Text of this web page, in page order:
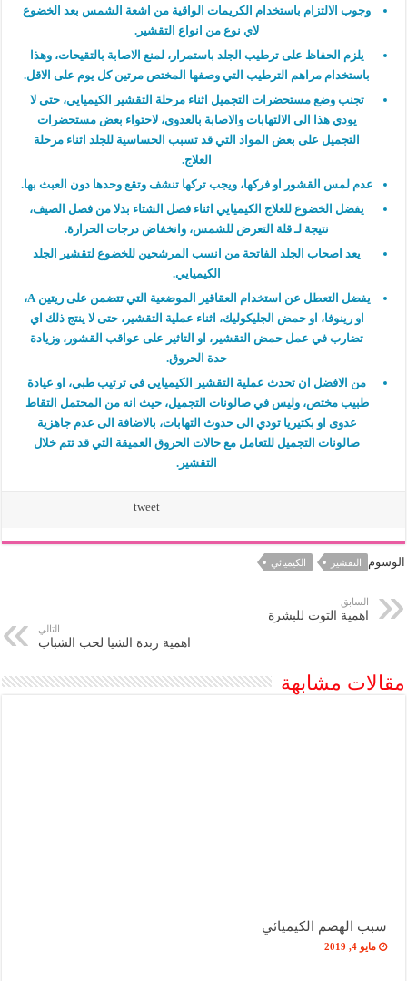
وجوب الالتزام باستخدام الكريمات الواقية من اشعة الشمس بعد الخضوع
لاي نوع من انواع التقشير.
يلزم الحفاظ على ترطيب الجلد باستمرار، لمنع الاصابة بالتقيحات، وهذا
باستخدام مراهم الترطيب التي وصفها المختص مرتين كل يوم على الاقل.
تجنب وضع مستحضرات التجميل اثناء مرحلة التقشير الكيميايي، حتى لا
يودي هذا الى الالتهابات والاصابة بالعدوى، لاحتواء بعض مستحضرات
التجميل على بعض المواد التي قد تسبب الحساسية للجلد اثناء مرحلة
العلاج.
عدم لمس القشور او فركها، ويجب تركها تنشف وتقع وحدها دون العبث بها.
يفضل الخضوع للعلاج الكيميايي اثناء فصل الشتاء بدلا من فصل الصيف،
نتيجة لـ قلة التعرض للشمس، وانخفاض درجات الحرارة.
يعد اصحاب الجلد الفاتحة من انسب المرشحين للخضوع لتقشير الجلد
الكيميايي.
يفضل التعطل عن استخدام العقاقير الموضعية التي تتضمن على ريتين A،
او رينوفا، او حمض الجليكوليك، اثناء عملية التقشير، حتى لا ينتج ذلك اي
تضارب في عمل حمض التقشير، او التاثير على عواقب القشور، وزيادة
حدة الحروق.
من الافضل ان تحدث عملية التقشير الكيميايي في ترتيب طبي، او عيادة
طبيب مختص، وليس في صالونات التجميل، حيث انه من المحتمل التقاط
عدوى او بكتيريا تودي الى حدوث التهابات، بالاضافة الى عدم جاهزية
صالونات التجميل للتعامل مع حالات الحروق العميقة التي قد تتم خلال
التقشير.
tweet
الوسوم التقشير الكيميائي
السابق
اهمية التوت للبشرة
التالي
اهمية زبدة الشيا لحب الشباب
مقالات مشابهة
سبب الهضم الكيميائي
مايو 4, 2019